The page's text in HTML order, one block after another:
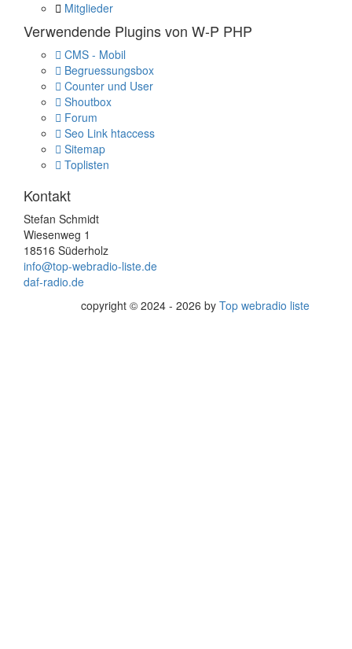
Mitglieder
Verwendende Plugins von W-P PHP
CMS - Mobil
Begruessungsbox
Counter und User
Shoutbox
Forum
Seo Link htaccess
Sitemap
Toplisten
Kontakt
Stefan Schmidt
Wiesenweg 1
18516 Süderholz
info@top-webradio-liste.de
daf-radio.de
copyright © 2024 - 2026 by Top webradio liste